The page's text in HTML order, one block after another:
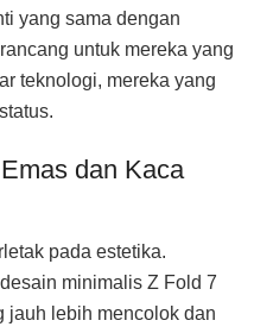
yang sama dengan
untuk mereka yang
teknologi, mereka yang
dan Kaca
pada estetika.
minimalis Z Fold 7
jauh lebih mencolok dan